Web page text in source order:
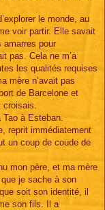
le monde, au
voir partir. Elle savait
amarres pour
pas. Cela ne m’a
les qualités requises
mère n’avait pas
de Barcelone et
à Esteban.
reprit immédiatement
un coup de coude de
mon père, et ma mère
je sache à son
soit son identité, il
son fils. Il a